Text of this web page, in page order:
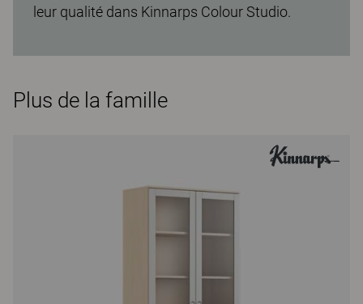
leur qualité dans Kinnarps Colour Studio.
Plus de la famille